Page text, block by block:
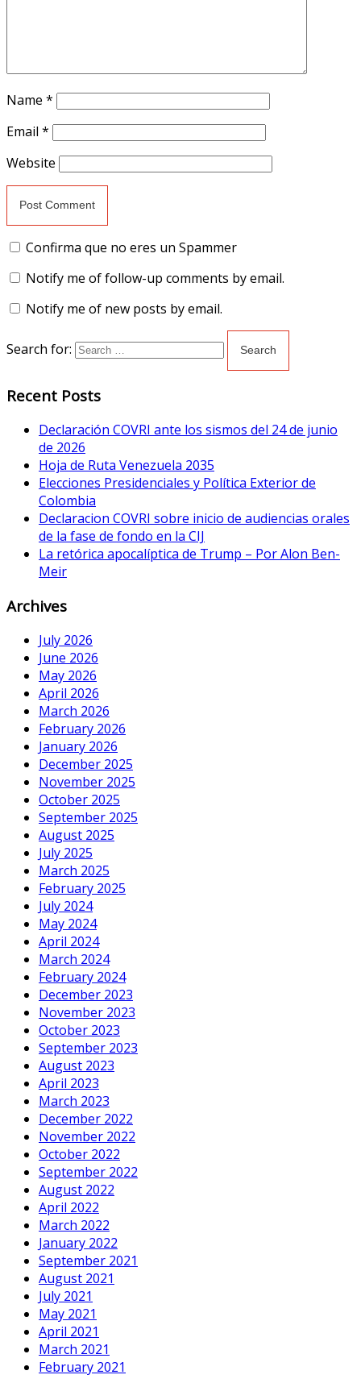
Name *
Email *
Website
Confirma que no eres un Spammer
Notify me of follow-up comments by email.
Notify me of new posts by email.
Search for:
Recent Posts
Declaración COVRI ante los sismos del 24 de junio
de 2026
Hoja de Ruta Venezuela 2035
Elecciones Presidenciales y Política Exterior de
Colombia
Declaracion COVRI sobre inicio de audiencias orales
de la fase de fondo en la CIJ
La retórica apocalíptica de Trump – Por Alon Ben-
Meir
Archives
July 2026
June 2026
May 2026
April 2026
March 2026
February 2026
January 2026
December 2025
November 2025
October 2025
September 2025
August 2025
July 2025
March 2025
February 2025
July 2024
May 2024
April 2024
March 2024
February 2024
December 2023
November 2023
October 2023
September 2023
August 2023
April 2023
March 2023
December 2022
November 2022
October 2022
September 2022
August 2022
April 2022
March 2022
January 2022
September 2021
August 2021
July 2021
May 2021
April 2021
March 2021
February 2021